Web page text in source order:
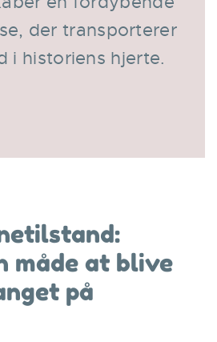
der transporterer
i historiens hjerte.
måde at blive
på